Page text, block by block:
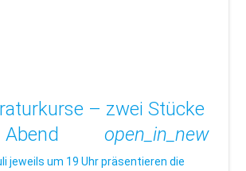
– zwei Stücke
open_in_new
jeweils um 19 Uhr präsentieren die